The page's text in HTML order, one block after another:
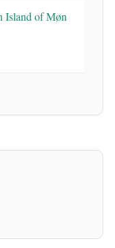
Island of Møn